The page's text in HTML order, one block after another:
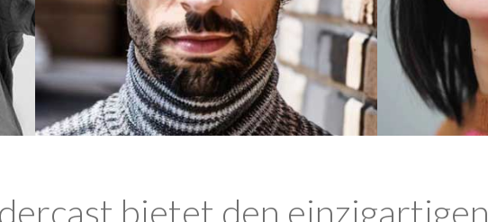
bietet den einzigartigen